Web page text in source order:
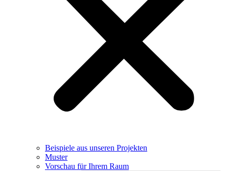
Beispiele aus unseren Projekten
Muster
Vorschau für Ihrem Raum